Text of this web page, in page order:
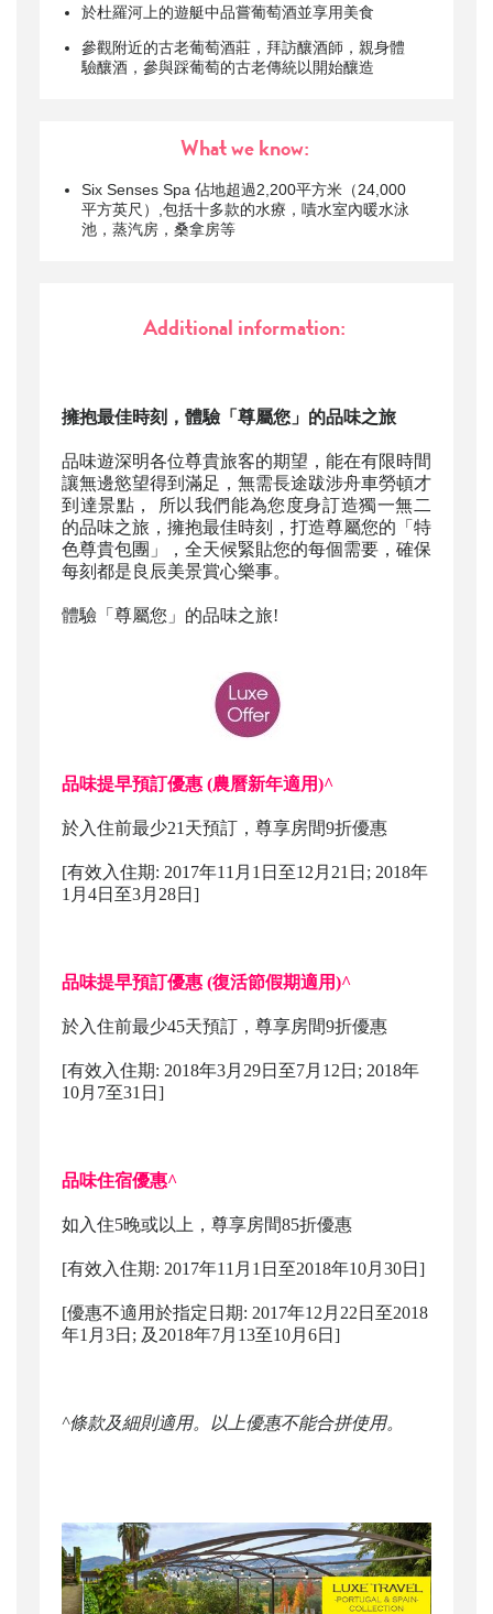
於杜羅河上的遊艇中品嘗葡萄酒並享用美食
參觀附近的古老葡萄酒莊，拜訪釀酒師，親身體
驗釀酒，參與踩葡萄的古老傳統以開始釀造
What we know:
Six Senses Spa 佔地超過2,200平方米（24,000
平方英尺）,包括十多款的水療，嘖水室內暖水泳
池，蒸汽房，桑拿房等
Additional information:
擁抱最佳時刻，體驗「尊屬您」的品味之旅
品味遊深明各位尊貴旅客的期望，能在有限時間
讓無邊慾望得到滿足，無需長途跋涉舟車勞頓才
到達景點， 所以我們能為您度身訂造獨一無二
的品味之旅，擁抱最佳時刻，打造尊屬您的「特
色尊貴包團」，全天候緊貼您的每個需要，確保
每刻都是良辰美景賞心樂事。
體驗「尊屬您」的品味之旅!
品味提早預訂優惠 (農曆新年適用)^
於入住前最少21天預訂，尊享房間9折優惠
[有效入住期: 2017年11月1日至12月21日; 2018年
1月4日至3月28日]
品味提早預訂優惠 (復活節假期適用)^
於入住前最少45天預訂，尊享房間9折優惠
[有效入住期: 2018年3月29日至7月12日; 2018年
10月7至31日]
品味住宿優惠^
如入住5晚或以上，尊享房間85折優惠
[有效入住期: 2017年11月1日至2018年10月30日]
[優惠不適用於指定日期: 2017年12月22日至2018
年1月3日; 及2018年7月13至10月6日]
^條款及細則適用。以上優惠不能合拼使用。